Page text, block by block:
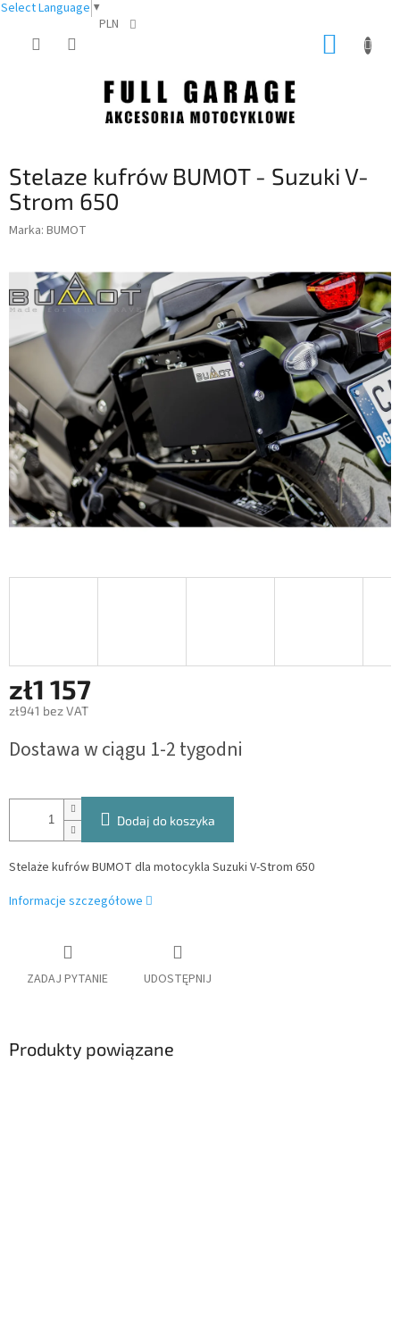
Select Language ▼
PLN
Stelaze kufrów BUMOT - Suzuki V-
Strom 650
Marka: BUMOT
zł1 157
zł941 bez VAT
jednostkowa:
Dostawa w ciągu 1-2 tygodni
Dodaj do koszyka
Stelaże kufrów BUMOT dla motocykla Suzuki V-Strom 650
Informacje szczegółowe
ZADAJ PYTANIE UDOSTĘPNIJ
Produkty powiązane